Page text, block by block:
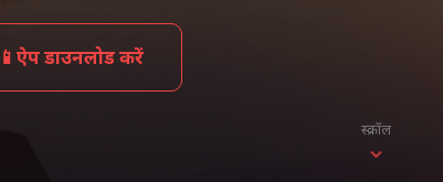
📱 ऐप डाउनलोड करें
स्क्रॉल